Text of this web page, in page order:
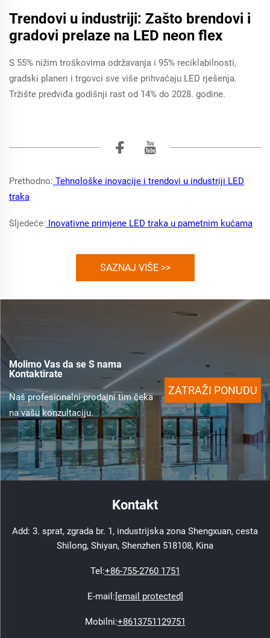
Trendovi u industriji: Zašto brendovi i
gradovi prelaze na LED neon flex
S 55% nižim troškovima održavanja i 95% reciklabilnosti,
gradski planeri i trgovci sve više prihvaćaju LED rješenja.
Tržište predviđa godišnji rast od 14% do 2028. godine.
Prethodno: Tehnološke inovacije i trendovi u industriji LED
traka
Sljedeće: Inovativne primjene LED traka u pametnim kućama
SAZNAJ VIŠE >>
Molimo Vas da se S nama
Kontaktirate
Naš profesionalni prodajni tim čeka
na vašu konzultaciju.
ZATRAŽI PONUDU
Kontakt
Add: 3. sprat, zgrada br. 1, industrijska zona Shengxuan, cesta
Shilong, Shiyan, Shenzhen 518108, Kina
Tel:+86-755-2760 1751
E-mail:[email protected]
Mobilni:+8613751129751